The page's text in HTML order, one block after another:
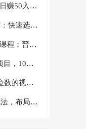
黄岛主淘宝虚拟项目教程：日赚50入门基础班（两节课附配套资料）
2022淘宝截流攻略实操讲解：快速选品+直接复制+快速起店
最适合普通人的小红书入门课程：普通人如何通过做小红书年入50万
公众号5个月入过万的落地项目，10大获客渠道，实测涨粉21万
从0到1玩转视频号，月入5位数的视频号搬运项目，定位+选品+制作+变现全流程
2022最新百度截流之淘客玩法，布局流量一单利润可达300+【视频课程】